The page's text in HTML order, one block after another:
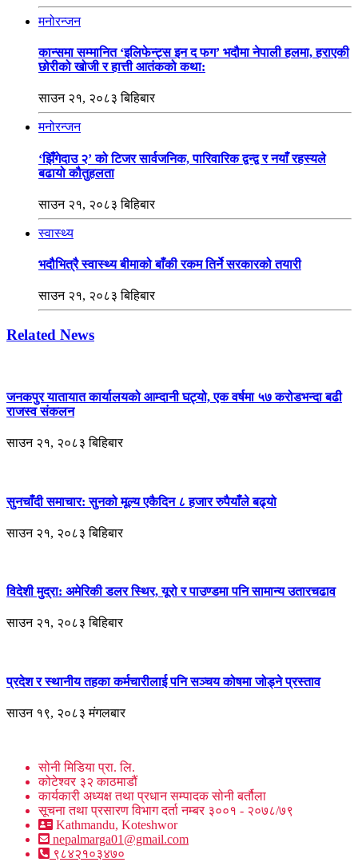
मनोरन्जन
कान्समा सम्मानित ‘इलिफेन्ट्स इन द फग’ भदौमा नेपाली हलमा, हराएकी
छोरीको खोजी र हात्ती आतंकको कथा:
साउन २१, २०८३ बिहिबार
मनोरन्जन
‘झिँगेदाउ २’ को टिजर सार्वजनिक, पारिवारिक द्वन्द्व र नयाँ रहस्यले
बढायो कौतुहलता
साउन २१, २०८३ बिहिबार
स्वास्थ्य
भदौभित्रै स्वास्थ्य बीमाको बाँकी रकम तिर्ने सरकारको तयारी
साउन २१, २०८३ बिहिबार
Related News
जनकपुर यातायात कार्यालयको आम्दानी घट्यो, एक वर्षमा ५७ करोडभन्दा बढी
राजस्व संकलन
साउन २१, २०८३ बिहिबार
सुनचाँदी समाचार: सुनको मूल्य एकैदिन ८ हजार रुपैयाँले बढ्यो
साउन २१, २०८३ बिहिबार
विदेशी मुद्रा: अमेरिकी डलर स्थिर, यूरो र पाउण्डमा पनि सामान्य उतारचढाव
साउन २१, २०८३ बिहिबार
प्रदेश र स्थानीय तहका कर्मचारीलाई पनि सञ्चय कोषमा जोड्ने प्रस्ताव
साउन १९, २०८३ मंगलबार
सोनी मिडिया प्रा. लि.
कोटेश्वर ३२ काठमाडौं
कार्यकारी अध्यक्ष तथा प्रधान सम्पादक सोनी बर्तौला
सूचना तथा प्रसारण विभाग दर्ता नम्बर ३००१ - २०७८/७९
Kathmandu, Koteshwor
nepalmarga01@gmail.com
९८४२१०३४७०